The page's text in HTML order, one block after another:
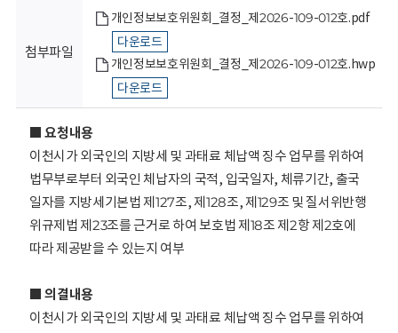
첨부파일
개인정보보호위원회_결정_제2026-109-012호.pdf
다운로드
개인정보보호위원회_결정_제2026-109-012호.hwp
다운로드
■ 요청내용
이천시가 외국인의 지방세 및 과태료 체납액 징수 업무를 위하여
법무부로부터 외국인 체납자의 국적, 입국일자, 체류기간, 출국
일자를 지방세기본법 제127조, 제128조, 제129조 및 질서위반행
위규제법 제23조를 근거로 하여 보호법 제18조 제2항 제2호에
따라 제공받을 수 있는지 여부
■ 의결내용
이천시가 외국인의 지방세 및 과태료 체납액 징수 업무를 위하여